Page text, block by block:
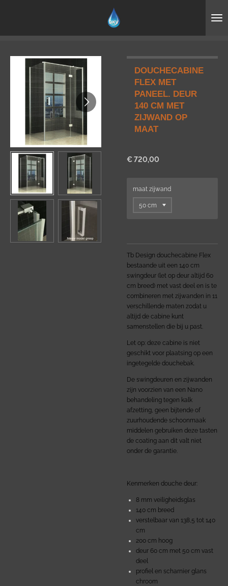
DOUCHECABINE
FLEX MET
PANEEL. DEUR
140 CM MET
ZIJWAND OP
MAAT
€ 720,00
maat zijwand
Tb Design douchecabine Flex
bestaande uit een 140 cm
swingdeur (let op deur altijd 60
cm breed) met vast deel en is te
combineren met zijwanden in 11
verschillende maten zodat u
altijd de cabine kunt
samenstellen die bij u past.
Let op: deze cabine is niet
geschikt voor plaatsing op een
ingetegelde douchebak.
De swingdeuren en zijwanden
zijn voorzien van een Nano
behandeling tegen kalk
afzetting, geen bijtende of
zuurhoudende schoonmaak
middelen gebruiken deze tasten
de coating aan dit valt niet
onder de garantie.
Kenmerken douche deur:
8 mm veiligheidsglas
140 cm breed
verstelbaar van 138,5 tot 140
cm
200 cm hoog
deur 60 cm met 50 cm vast
deel
profiel en scharnier glans
chroom